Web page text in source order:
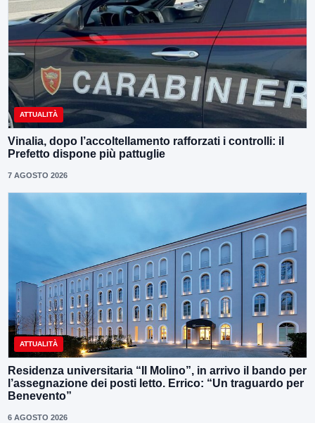
ATTUALITÀ
Vinalia, dopo l’accoltellamento rafforzati i controlli: il
Prefetto dispone più pattuglie
7 AGOSTO 2026
ATTUALITÀ
Residenza universitaria “Il Molino”, in arrivo il bando per
l’assegnazione dei posti letto. Errico: “Un traguardo per
Benevento”
6 AGOSTO 2026